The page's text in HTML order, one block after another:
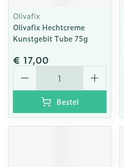
Olivafix
Olivafix Hechtcreme
Kunstgebit Tube 75g
€ 17,00
Aantal
Bestel